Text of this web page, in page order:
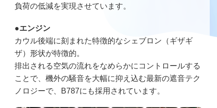
負荷の低減を実現させています。
●エンジン
カウル後端に刻まれた特徴的なシェブロン（ギザギ
ザ）形状が特徴的。
排出される空気の流れをなめらかにコントロールする
ことで、機外の騒音を大幅に抑え込む最新の遮音テク
ノロジーで、B787にも採用されています。